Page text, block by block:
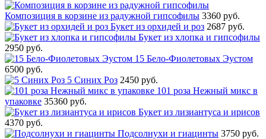
Композиция в корзине из радужной гипсофилы 3360 руб.
Букет из орхидей и роз 2687 руб.
Букет из хлопка и гипсофилы
2950 руб.
15 Бело-Фиолетовых Эустом
6500 руб.
5 Синих Роз 2450 руб.
101 роза Нежный микс в
упаковке 35360 руб.
Букет из лизиантуса и ирисов
4370 руб.
Подсолнухи и гиацинты 3750 руб.